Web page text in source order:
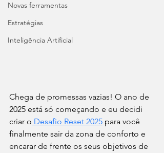
Novas ferramentas
Estratégias
Inteligência Artificial
Chega de promessas vazias! O ano de
2025 está só começando e eu decidi
criar o Desafio Reset 2025 para você
finalmente sair da zona de conforto e
encarar de frente os seus objetivos de